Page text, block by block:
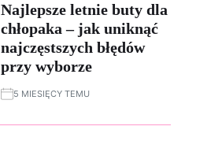
Najlepsze letnie buty dla
chłopaka – jak uniknąć
najczęstszych błędów
przy wyborze
5 MIESIĘCY TEMU